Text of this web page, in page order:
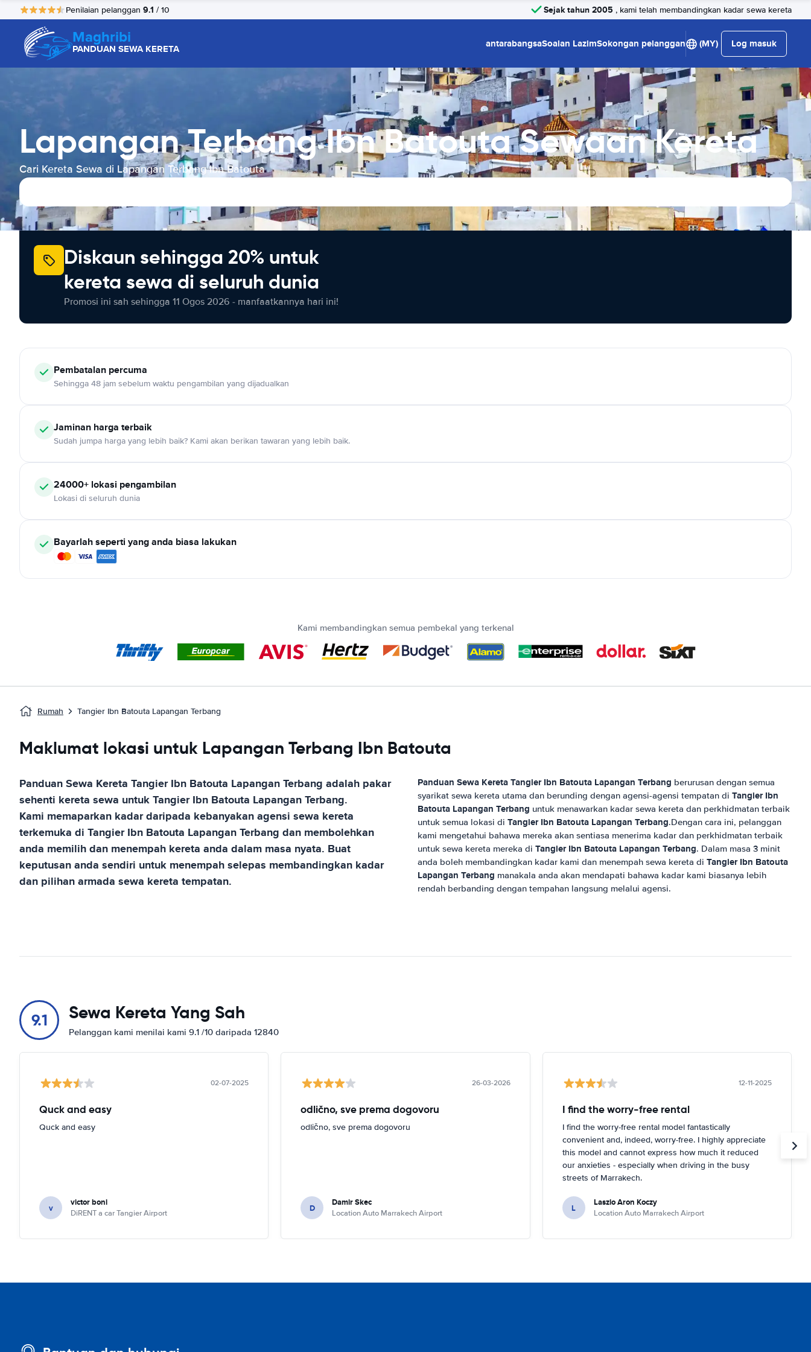
Penilaian pelanggan 9.1 / 10 Sejak tahun 2005 , kami telah membandingkan kadar sewa kereta
Maghribi
PANDUAN SEWA KERETA antarabangsaSoalan LazimSokongan pelanggan (MY) Log masuk
Lapangan Terbang Ibn Batouta Sewaan Kereta
Cari Kereta Sewa di Lapangan Terbang Ibn Batouta
Diskaun sehingga 20% untuk
kereta sewa di seluruh dunia
Promosi ini sah sehingga 11 Ogos 2026 - manfaatkannya hari ini!
Pembatalan percuma
Sehingga 48 jam sebelum waktu pengambilan yang dijadualkan
Jaminan harga terbaik
Sudah jumpa harga yang lebih baik? Kami akan berikan tawaran yang lebih baik.
24000+ lokasi pengambilan
Lokasi di seluruh dunia
Bayarlah seperti yang anda biasa lakukan
Kami membandingkan semua pembekal yang terkenal
Rumah Tangier Ibn Batouta Lapangan Terbang
Maklumat lokasi untuk Lapangan Terbang Ibn Batouta
Panduan Sewa Kereta Tangier Ibn Batouta Lapangan Terbang adalah pakar
sehenti kereta sewa untukTangier Ibn Batouta Lapangan Terbang.
Kami memaparkan kadar daripada kebanyakan agensi sewa kereta
terkemuka di Tangier Ibn Batouta Lapangan Terbang dan membolehkan
anda memilih dan menempah kereta anda dalam masa nyata. Buat
keputusan anda sendiri untuk menempah selepas membandingkan kadar
dan pilihan armada sewa kereta tempatan.
Panduan Sewa KeretaTangier Ibn Batouta Lapangan Terbang berurusan dengan semua
syarikat sewa kereta utama dan berunding dengan agensi-agensi tempatan di Tangier Ibn
Batouta Lapangan Terbang untuk menawarkan kadar sewa kereta dan perkhidmatan terbaik
untuk semua lokasi di Tangier Ibn Batouta Lapangan Terbang.Dengan cara ini, pelanggan
kami mengetahui bahawa mereka akan sentiasa menerima kadar dan perkhidmatan terbaik
untuk sewa kereta mereka di Tangier Ibn Batouta Lapangan Terbang. Dalam masa 3 minit
anda boleh membandingkan kadar kami dan menempah sewa kereta di Tangier Ibn Batouta
Lapangan Terbang manakala anda akan mendapati bahawa kadar kami biasanya lebih
rendah berbanding dengan tempahan langsung melalui agensi.
9.1 Sewa Kereta Yang Sah
Pelanggan kami menilai kami 9.1 /10 daripada 12840
02-07-2025
Quck and easy
Quck and easy
v victor boni
DiRENT a car Tangier Airport
26-03-2026
odlično, sve prema dogovoru
odlično, sve prema dogovoru
D Damir Skec
Location Auto Marrakech Airport
12-11-2025
I find the worry-free rental
I find the worry-free rental model fantastically
convenient and, indeed, worry-free. I highly appreciate
this model and cannot express how much it reduced
our anxieties - especially when driving in the busy
streets of Marrakech.
L Laszlo Aron Koczy
Location Auto Marrakech Airport